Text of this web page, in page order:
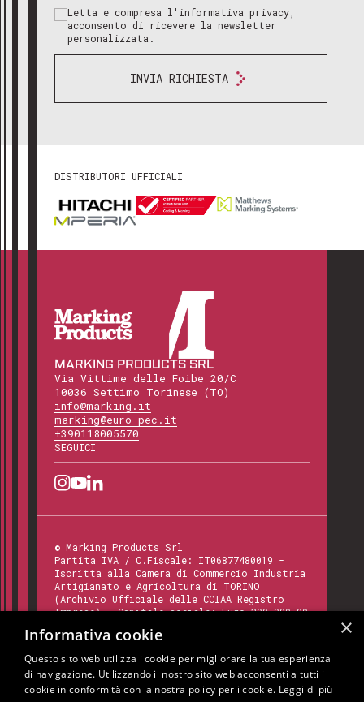
Letta e compresa l'informativa privacy,
acconsento di ricevere la newsletter
personalizzata.
INVIA RICHIESTA
DISTRIBUTORI UFFICIALI
MARKING PRODUCTS SRL
Via Vittime delle Foibe 20/C
10036 Settimo Torinese (TO)
info@marking.it
marking@euro-pec.it
+390118005570
SEGUICI
©Marking Products Srl
Partita IVA / C.Fiscale: IT06877480019 -
Iscritta alla Camera di Commercio Industria
Artigianato e Agricoltura di TORINO
(Archivio Ufficiale delle CCIAA Registro
Imprese) - Capitale sociale: Euro 300.000,00
Questo sito è protetto da Google reCAPTCHA
×
Informativa cookie
Questo sito web utilizza i cookie per migliorare la tua esperienza
di navigazione. Utilizzando il nostro sito web acconsenti a tutti i
cookie in conformità con la nostra policy per i cookie. Leggi di più